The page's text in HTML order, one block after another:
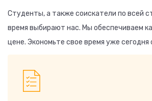
Студенты, а также соискатели по всей
время выбирают нас. Мы обеспечиваем
цене. Экономьте свое время уже сегодня